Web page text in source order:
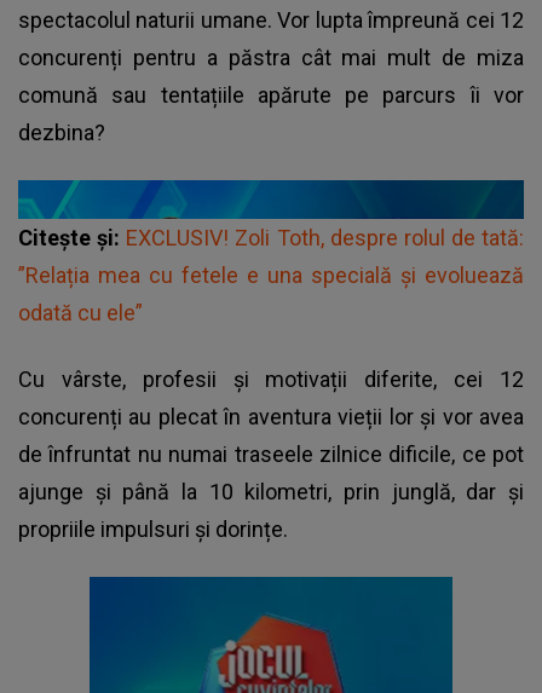
spectacolul naturii umane. Vor lupta împreună cei 12
concurenți pentru a păstra cât mai mult de miza
comună sau tentațiile apărute pe parcurs îi vor
dezbina?
Citește și: EXCLUSIV! Zoli Toth, despre rolul de tată:
”Relația mea cu fetele e una specială și evoluează
odată cu ele”
Cu vârste, profesii și motivații diferite, cei 12
concurenți au plecat în aventura vieții lor și vor avea
de înfruntat nu numai traseele zilnice dificile, ce pot
ajunge și până la 10 kilometri, prin junglă, dar și
propriile impulsuri și dorințe.